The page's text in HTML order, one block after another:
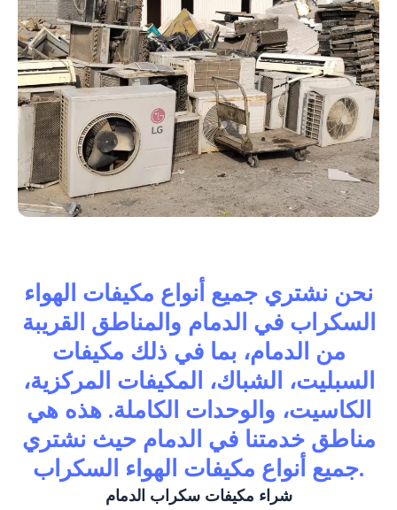
نحن نشتري جميع أنواع مكيفات الهواء
السكراب في الدمام والمناطق القريبة
من الدمام، بما في ذلك مكيفات
السبليت، الشباك، المكيفات المركزية،
الكاسيت، والوحدات الكاملة. هذه هي
مناطق خدمتنا في الدمام حيث نشتري
جميع أنواع مكيفات الهواء السكراب.
شراء مكيفات سكراب الدمام